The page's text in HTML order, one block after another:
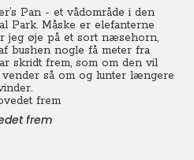
Pan - et vådområde i den
Park. Måske er elefanterne
jeg øje på et sort næsehorn,
bushen nogle få meter fra
skridt frem, som om den vil
så om og lunter længere
frem